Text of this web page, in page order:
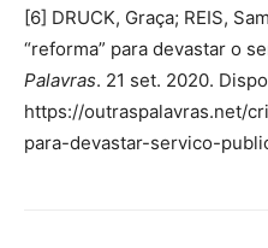
[6] DRUCK, Graça; REIS,
“reforma” para devastar o
Palavras. 21 set. 2020.
https://outraspalavras.net/
para-devastar-servico-